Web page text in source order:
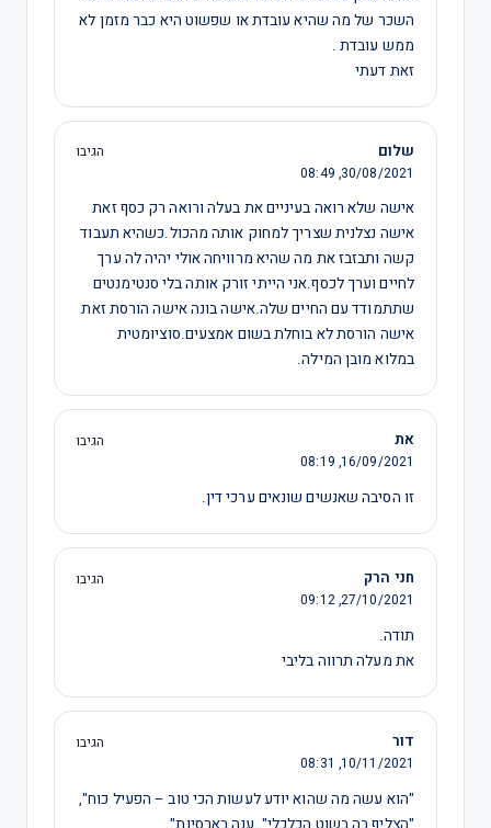
השכר של מה שהיא עובדת או שפשוט היא כבר מזמן לא
ממש עובדת .
זאת דעתי
שלום
הגיבו
30/08/2021,
08:49
אישה שלא רואה בעיניים את בעלה ורואה רק כסף זאת
אישה נצלנית שצריך למחוק אותה מהכול.כשהיא תעבוד
קשה ותבזבז את מה שהיא מרוויחה אולי יהיה לה ערך
לחיים וערך לכסף.אני הייתי זורק אותה בלי סנטימנטים
שתתמודד עם החיים שלה.אישה בונה אישה הורסת זאת
אישה הורסת לא בוחלת בשום אמצעים.סוציומטית
במלוא מובן המילה.
את
הגיבו
16/09/2021,
08:19
זו הסיבה שאנשים שונאים ערכי דין.
חני הרק
הגיבו
27/10/2021,
09:12
תודה.
את מעלה תרווה בליבי
דור
הגיבו
10/11/2021,
08:31
"הוא עשה מה שהוא יודע לעשות הכי טוב – הפעיל כוח",